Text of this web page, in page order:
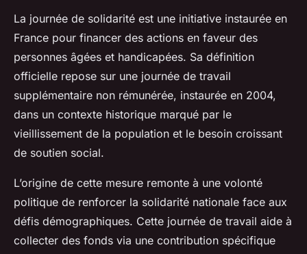
La journée de solidarité est une initiative instaurée en
France pour financer des actions en faveur des
personnes âgées et handicapées. Sa définition
officielle repose sur une journée de travail
supplémentaire non rémunérée, instaurée en 2004,
dans un contexte historique marqué par le
vieillissement de la population et le besoin croissant
de soutien social.
L’origine de cette mesure remonte à une volonté
politique de renforcer la solidarité nationale face aux
défis démographiques. Cette journée de travail aide à
collecter des fonds via une contribution spécifique